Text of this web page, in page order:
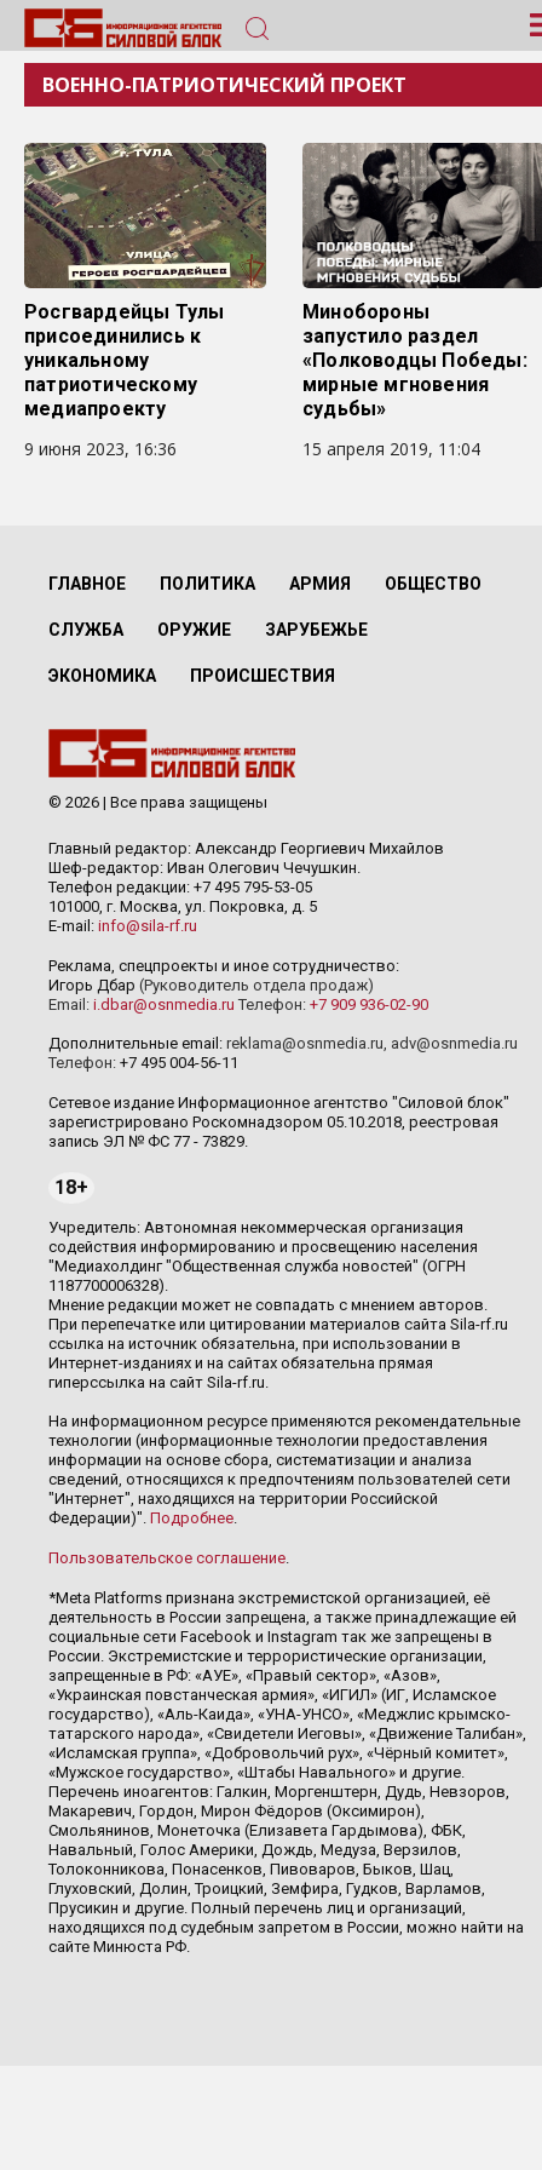
ВОЕННО-ПАТРИОТИЧЕСКИЙ ПРОЕКТ
Росгвардейцы Тулы
присоединились к
уникальному
патриотическому
медиапроекту
9 июня 2023, 16:36
Минобороны
запустило раздел
«Полководцы Победы:
мирные мгновения
судьбы»
15 апреля 2019, 11:04
ГЛАВНОЕ ПОЛИТИКА АРМИЯ ОБЩЕСТВО
СЛУЖБА ОРУЖИЕ ЗАРУБЕЖЬЕ
ЭКОНОМИКА ПРОИСШЕСТВИЯ
© 2026 | Все права защищены
Главный редактор: Александр Георгиевич Михайлов
Шеф-редактор: Иван Олегович Чечушкин.
Телефон редакции: +7 495 795-53-05
101000, г. Москва, ул. Покровка, д. 5
E-mail: info@sila-rf.ru
Реклама, спецпроекты и иное сотрудничество:
Игорь Дбар (Руководитель отдела продаж)
Email: i.dbar@osnmedia.ru Телефон: +7 909 936-02-90
Дополнительные email: reklama@osnmedia.ru, adv@osnmedia.ru
Телефон: +7 495 004-56-11
Сетевое издание Информационное агентство "Силовой блок"
зарегистрировано Роскомнадзором 05.10.2018, реестровая
запись ЭЛ № ФС 77 - 73829.
18+
Учредитель: Автономная некоммерческая организация
содействия информированию и просвещению населения
"Медиахолдинг "Общественная служба новостей" (ОГРН
1187700006328).
Мнение редакции может не совпадать с мнением авторов.
При перепечатке или цитировании материалов сайта Sila-rf.ru
ссылка на источник обязательна, при использовании в
Интернет-изданиях и на сайтах обязательна прямая
гиперссылка на сайт Sila-rf.ru.
На информационном ресурсе применяются рекомендательные
технологии (информационные технологии предоставления
информации на основе сбора, систематизации и анализа
сведений, относящихся к предпочтениям пользователей сети
"Интернет", находящихся на территории Российской
Федерации)". Подробнее.
Пользовательское соглашение.
*Meta Platforms признана экстремистской организацией, её
деятельность в России запрещена, а также принадлежащие ей
социальные сети Facebook и Instagram так же запрещены в
России. Экстремистские и террористические организации,
запрещенные в РФ: «АУЕ», «Правый сектор», «Азов»,
«Украинская повстанческая армия», «ИГИЛ» (ИГ, Исламское
государство), «Аль-Каида», «УНА-УНСО», «Меджлис крымско-
татарского народа», «Свидетели Иеговы», «Движение Талибан»,
«Исламская группа», «Добровольчий рух», «Чёрный комитет»,
«Мужское государство», «Штабы Навального» и другие.
Перечень иноагентов: Галкин, Моргенштерн, Дудь, Невзоров,
Макаревич, Гордон, Мирон Фёдоров (Оксимирон),
Смольянинов, Монеточка (Елизавета Гардымова), ФБК,
Навальный, Голос Америки, Дождь, Медуза, Верзилов,
Толоконникова, Понасенков, Пивоваров, Быков, Шац,
Глуховский, Долин, Троицкий, Земфира, Гудков, Варламов,
Прусикин и другие. Полный перечень лиц и организаций,
находящихся под судебным запретом в России, можно найти на
сайте Минюста РФ.